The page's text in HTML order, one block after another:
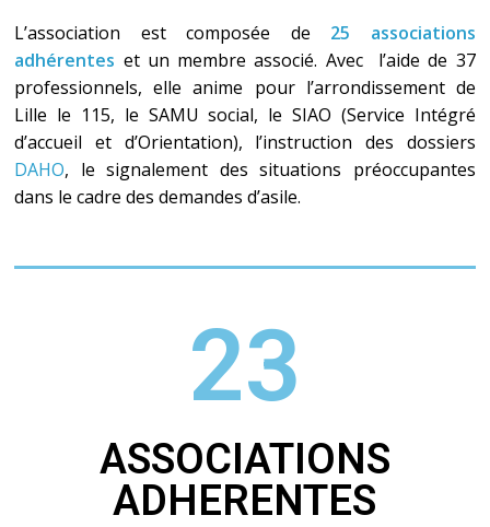
L’association est composée de 25 associations
adhérentes et un membre associé. Avec l’aide de 37
professionnels, elle anime pour l’arrondissement de
Lille le 115, le SAMU social, le SIAO (Service Intégré
d’accueil et d’Orientation), l’instruction des dossiers
DAHO, le signalement des situations préoccupantes
dans le cadre des demandes d’asile.
25
ASSOCIATIONS
ADHERENTES